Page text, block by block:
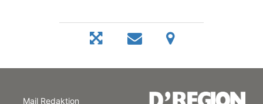
Mail Redaktion